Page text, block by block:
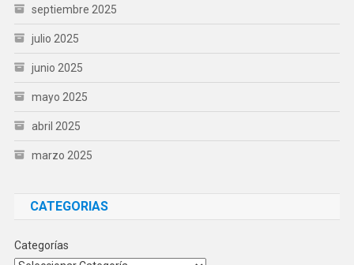
septiembre 2025
julio 2025
junio 2025
mayo 2025
abril 2025
marzo 2025
CATEGORIAS
Categorías